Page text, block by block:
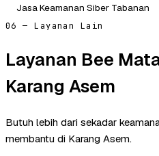
Jasa Keamanan Siber Tabanan
06 — Layanan Lain
Layanan Bee
Karang Asem
Butuh lebih dari sekadar
membantu di Karang Asem.